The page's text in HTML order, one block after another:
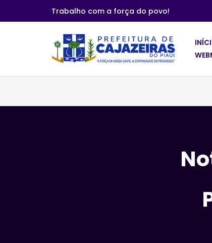
Trabalho com a força do povo!